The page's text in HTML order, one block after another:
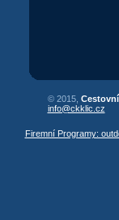
© 2015,
info@ckklic.cz
Firemní Programy: